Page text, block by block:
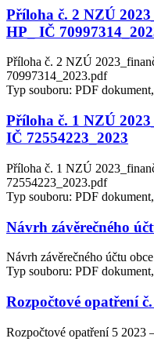
Příloha č. 2 NZÚ
HP_ IČ
Příloha č. 2 NZÚ
70997314_2023.pdf
Typ souboru: PDF
Příloha č. 1 NZÚ
IČ 72554223_2023
Příloha č. 1 NZÚ
72554223_2023.pdf
Typ souboru: PDF
Návrh závěrečného
Návrh závěrečného účtu
Typ souboru: PDF
Rozpočtové opatření
Rozpočtové opatření 5 2023